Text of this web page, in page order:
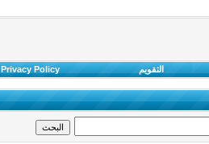
التقويم Privacy Policy